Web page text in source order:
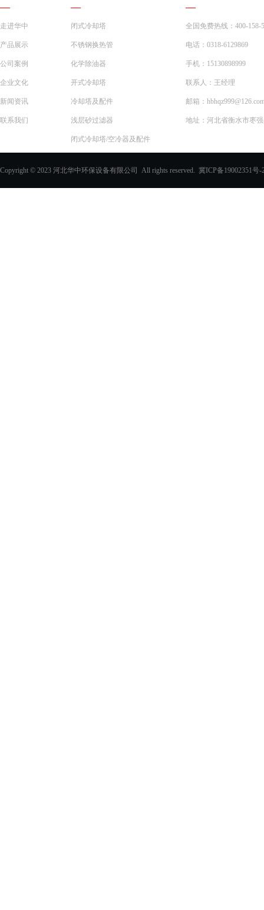
走进华中
产品展示
公司案例
企业文化
新闻资讯
联系我们
闭式冷却塔
不锈钢换热管
化学除油器
开式冷却塔
冷却塔及配件
浅层砂过滤器
闭式冷却塔/空冷器及配件
全国免费热线：400-158-
电话：0318-6129869
手机：15130898999
联系人：王经理
邮箱：
地址：河北省衡水市枣
Copyright © 2023 河北华中环保设备有限公司 All rights reserved. 冀ICP备19002351号-